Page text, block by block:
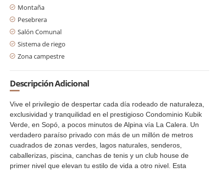
Montaña
Pesebrera
Salón Comunal
Sistema de riego
Zona campestre
Descripción Adicional
Vive el privilegio de despertar cada día rodeado de naturaleza,
exclusividad y tranquilidad en el prestigioso Condominio Kubik
Verde, en Sopó, a pocos minutos de Alpina vía La Calera. Un
verdadero paraíso privado con más de un millón de metros
cuadrados de zonas verdes, lagos naturales, senderos,
caballerizas, piscina, canchas de tenis y un club house de
primer nivel que elevan tu estilo de vida a otro nivel. Esta